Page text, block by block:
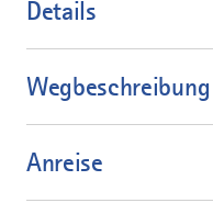
Details
Wegbeschreibung
Anreise